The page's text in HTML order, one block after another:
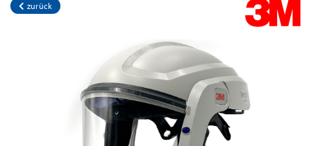
zurück